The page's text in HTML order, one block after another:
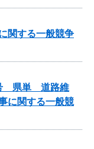
関する一般競争
号 県単 道路維
に関する一般競